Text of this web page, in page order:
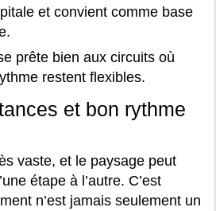
et convient comme base
prête bien aux circuits où
restent flexibles.
et bon rythme
vaste, et le paysage peut
étape à l’autre. C’est
n’est jamais seulement un